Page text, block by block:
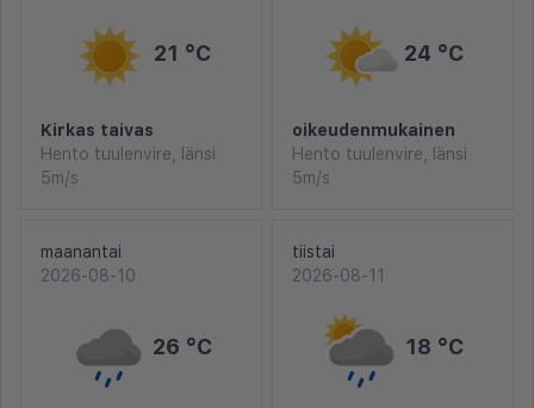
21 °C
Kirkas taivas
Hento tuulenvire, länsi
5m/s
24 °C
oikeudenmukainen
Hento tuulenvire, länsi
5m/s
maanantai
2026-08-10
26 °C
tiistai
2026-08-11
18 °C